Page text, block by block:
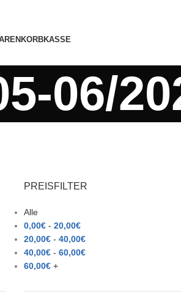
KASSE
06/
PREISFILTER
Alle
0,00€- 20,00€
20,00€- 40,00€
40,00€- 60,00€
60,00€+